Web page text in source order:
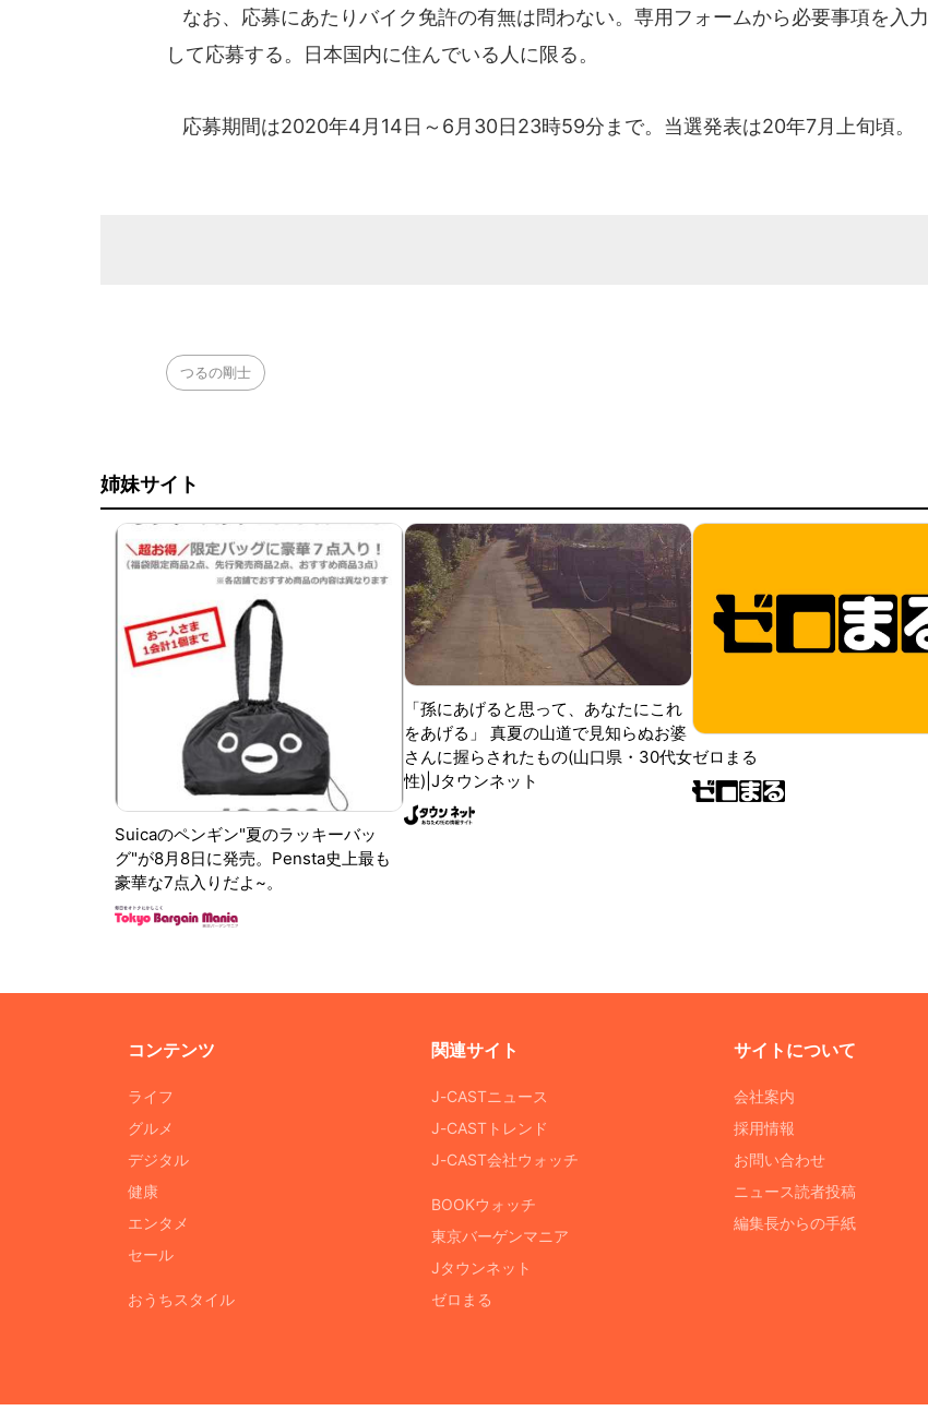
なお、応募にあたりバイク免許の有無は問わない。専用フォームから必要事項を入力
して応募する。日本国内に住んでいる人に限る。
応募期間は2020年4月14日～6月30日23時59分まで。当選発表は20年7月上旬頃。
つるの剛士
姉妹サイト
Suicaのペンギン"夏のラッキーバッ
グ"が8月8日に発売。Pensta史上最も
豪華な7点入りだよ~。
「孫にあげると思って、あなたにこれ
をあげる」 真夏の山道で見知らぬお婆
さんに握らされたもの(山口県・30代女
性)|Jタウンネット
ゼロまる
コンテンツ
ライフ
グルメ
デジタル
健康
エンタメ
セール
おうちスタイル
関連サイト
J-CASTニュース
J-CASTトレンド
J-CAST会社ウォッチ
BOOKウォッチ
東京バーゲンマニア
Jタウンネット
ゼロまる
サイトについて
会社案内
採用情報
お問い合わせ
ニュース読者投稿
編集長からの手紙